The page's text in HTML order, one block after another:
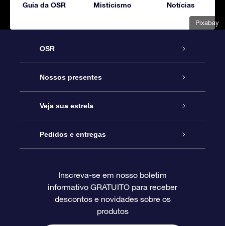
Pixabay
Guia da OSR Misticismo Notícias
OSR
Serviço
Entre em contato conosco
Blog
Avaliações
Nossos presentes
Presente estrelar on-line
Pacote de presente da OSR
O cartão de presente da OSR
Presentes corporativos
Veja sua estrela
Star Register
Página estelar personalizada
Um Milhão de Estrelas
Pedidos e entregas
Informações de pagamento
Inscreva-se em nosso boletim
informativo GRATUITO para receber
descontos e novidades sobre os
produtos